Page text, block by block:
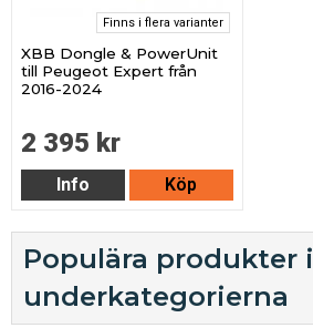
Finns i flera varianter
XBB Dongle & PowerUnit
till Peugeot Expert från
2016-2024
2 395 kr
Info Köp
Populära produkter i
underkategorierna